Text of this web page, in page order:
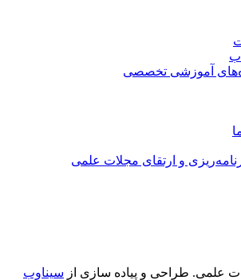
آموزشی تخصصی
و ارتقای مجلات علمی
علمی. طراحی و پیاده سازی از سیناوب